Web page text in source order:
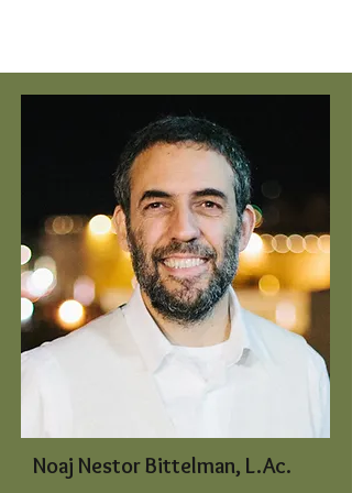
Noaj Nestor Bittelman, L.Ac.